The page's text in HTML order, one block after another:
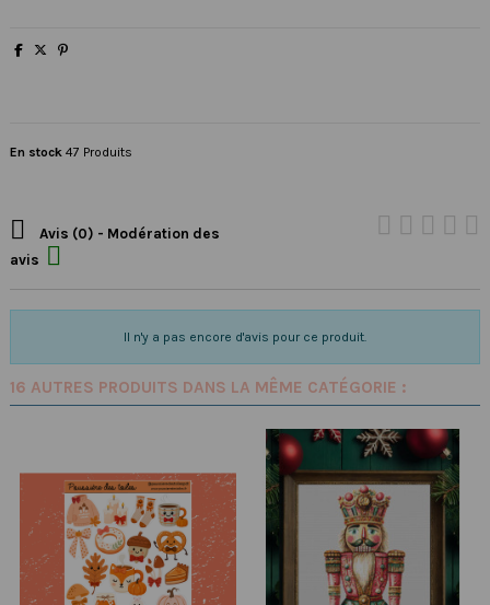
En stock 47 Produits

Avis (0) - Modération des
avis 
Il n'y a pas encore d'avis pour ce produit.
16 AUTRES PRODUITS DANS LA MÊME CATÉGORIE :